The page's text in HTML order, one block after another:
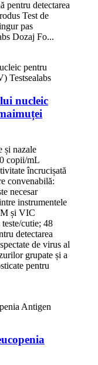
pentru detectarea
Test de
pas
Dozaj Fo...
nucleic
și nazale
copii/mL
încrucișată
convenabilă:
necesar
instrumentele
și VIC
cutie; 48
detectarea
de virus al
grupate și a
pentru